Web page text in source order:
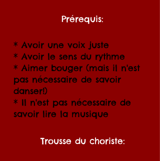
Prérequis:
* Avoir une voix juste
* Avoir le sens du rythme
* Aimer bouger (mais il n'est
pas nécessaire de savoir
danser!)
* Il n'est pas nécessaire de
savoir lire la musique
Trousse du choriste: